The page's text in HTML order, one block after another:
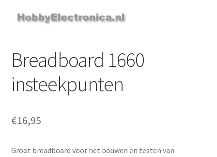
Breadboard 1660
insteekpunten
€16,95
Groot breadboard voor het bouwen en testen van